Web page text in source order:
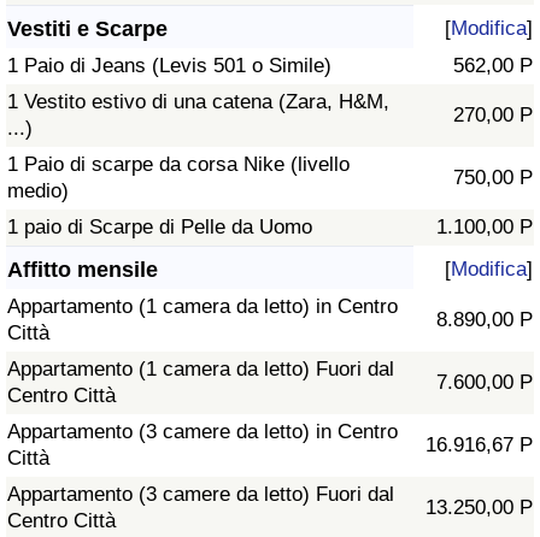
Vestiti e Scarpe [Modifica]
1 Paio di Jeans (Levis 501 o Simile)
562,00 P
1 Vestito estivo di una catena (Zara, H&M,
...)
270,00 P
1 Paio di scarpe da corsa Nike (livello
medio)
750,00 P
1 paio di Scarpe di Pelle da Uomo 1.100,00 P
Affitto mensile [Modifica]
Appartamento (1 camera da letto) in Centro
Città
8.890,00 P
Appartamento (1 camera da letto) Fuori dal
Centro Città
7.600,00 P
Appartamento (3 camere da letto) in Centro
Città
16.916,67 P
Appartamento (3 camere da letto) Fuori dal
Centro Città
13.250,00 P